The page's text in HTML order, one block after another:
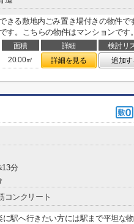
きる敷地内ごみ置き場付きの物件で
す。こちらの物件はマンションです
面積 詳細
検討リ
20.00㎡ 詳細を見る 追加す
13分
コンクリート
駅へ行きたい方には駅まで平坦な